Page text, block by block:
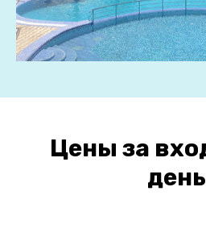
Цены за